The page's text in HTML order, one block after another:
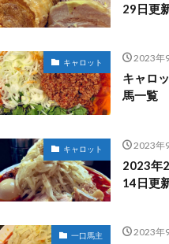
29日更
キャロット 2023年
キャロ
馬一覧
キャロット 2023年
2023年
14日更
一口馬主 2023年